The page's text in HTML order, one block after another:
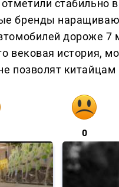
стабильно
бренды
дороже 7
вековая история,
позволят
0